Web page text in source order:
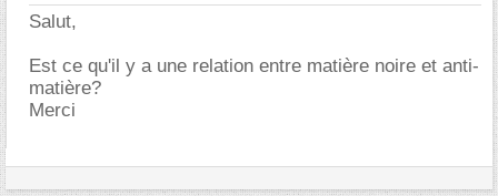
Salut,
Est ce qu'il y a une relation entre matière noire et anti-
matière?
Merci